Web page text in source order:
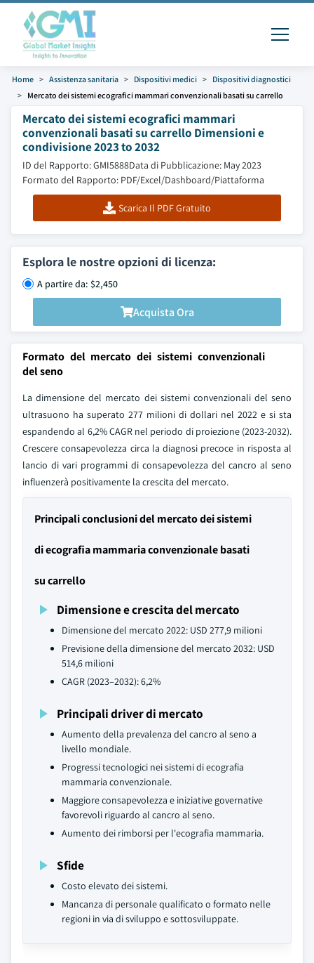
Home Assistenza sanitaria Dispositivi medici
Dispositivi diagnostici
Mercato dei sistemi ecografici mammari convenzionali basati su carrello
Mercato dei sistemi ecografici mammari
convenzionali basati su carrello Dimensioni e
condivisione 2023 to 2032
ID del Rapporto: GMI5888Data di Pubblicazione: May 2023
Formato del Rapporto: PDF/Excel/Dashboard/Piattaforma
Scarica Il PDF Gratuito
Esplora le nostre opzioni di licenza:
A partire da: $2,450
Acquista Ora
Formato del mercato dei sistemi convenzionali
del seno
La dimensione del mercato dei sistemi convenzionali del seno
ultrasuono ha superato 277 milioni di dollari nel 2022 e si sta
espandendo al 6,2% CAGR nel periodo di proiezione (2023-2032).
Crescere consapevolezza circa la diagnosi precoce in risposta al
lancio di vari programmi di consapevolezza del cancro al seno
influenzerà positivamente la crescita del mercato.
Principali conclusioni del mercato dei sistemi
di ecografia mammaria convenzionale basati
su carrello
Dimensione e crescita del mercato
Dimensione del mercato 2022: USD 277,9 milioni
Previsione della dimensione del mercato 2032: USD
514,6 milioni
CAGR (2023–2032): 6,2%
Principali driver di mercato
Aumento della prevalenza del cancro al seno a
livello mondiale.
Progressi tecnologici nei sistemi di ecografia
mammaria convenzionale.
Maggiore consapevolezza e iniziative governative
favorevoli riguardo al cancro al seno.
Aumento dei rimborsi per l'ecografia mammaria.
Sfide
Costo elevato dei sistemi.
Mancanza di personale qualificato o formato nelle
regioni in via di sviluppo e sottosviluppate.